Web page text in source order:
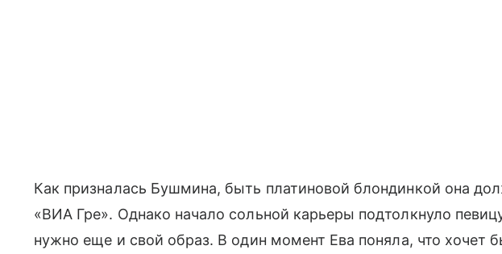
Как призналась Бушмина, быть платиновой блондинкой она
«ВИА Гре». Однако начало сольной карьеры подтолкнуло
нужно еще и свой образ. В один момент Ева поняла, что хочет